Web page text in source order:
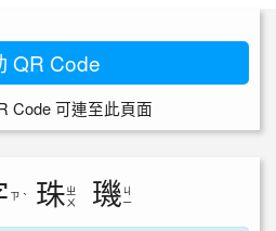
QR Code
ㄗ ˋ 珠 ㄓ
ㄨ
璣 ㄐ
ㄧ